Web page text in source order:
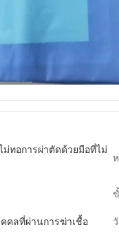
ม่ทอการผ่าตัดด้วยมือที่ไม่
คลที่ผ่านการฆ่าเชื้อ